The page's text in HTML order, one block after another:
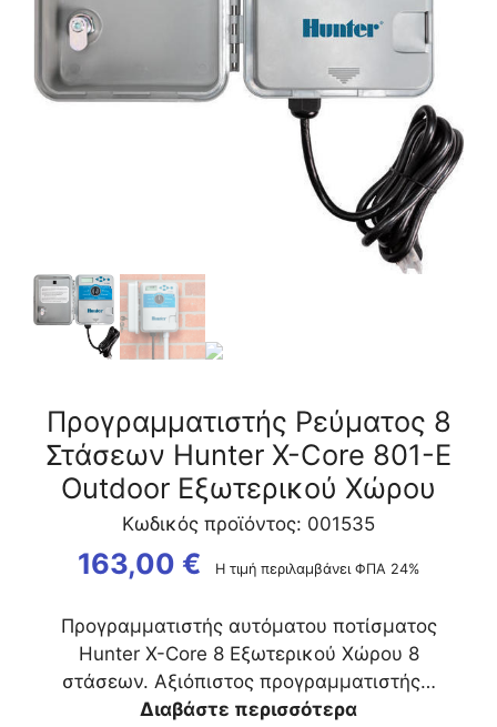
Προγραμματιστής Ρεύματος 8
Στάσεων Hunter X-Core 801-E
Outdoor Εξωτερικού Χώρου
Κωδικός προϊόντος: 001535
163,00 € Η τιμή περιλαμβάνει ΦΠΑ 24%
Προγραμματιστής αυτόματου ποτίσματος
Hunter X-Core 8 Εξωτερικού Χώρου 8
στάσεων. Αξιόπιστος προγραμματιστής…
Διαβάστε περισσότερα
Core
801-
E
Outdoor